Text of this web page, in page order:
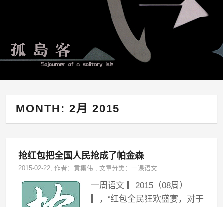
MONTH:2月 2015
抢红包把全国人民抢成了帕金森
2015-02-22, 作者：黄集伟 ,文章分类：一课语文
一周语文 ▎2015（08周）
▎，“红包全民狂欢盛宴，对于